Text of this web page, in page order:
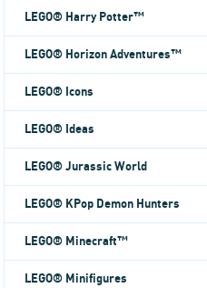
LEGO® Harry Potter™
LEGO® Horizon Adventures™
LEGO® Icons
LEGO® Ideas
LEGO® Jurassic World
LEGO® KPop Demon Hunters
LEGO® Minecraft™
LEGO® Minifigures